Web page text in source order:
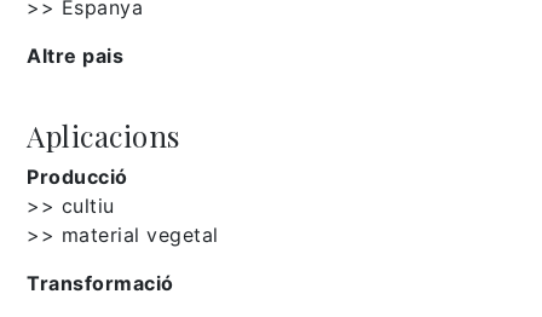
>> Espanya
Altre pais
Aplicacions
Producció
>> cultiu
>> material vegetal
Transformació